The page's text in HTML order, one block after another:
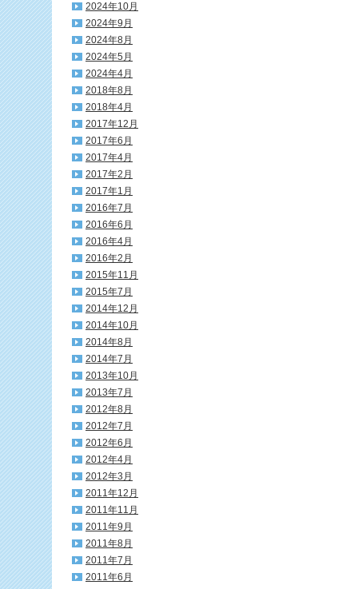
2024年10月
2024年9月
2024年8月
2024年5月
2024年4月
2018年8月
2018年4月
2017年12月
2017年6月
2017年4月
2017年2月
2017年1月
2016年7月
2016年6月
2016年4月
2016年2月
2015年11月
2015年7月
2014年12月
2014年10月
2014年8月
2014年7月
2013年10月
2013年7月
2012年8月
2012年7月
2012年6月
2012年4月
2012年3月
2011年12月
2011年11月
2011年9月
2011年8月
2011年7月
2011年6月